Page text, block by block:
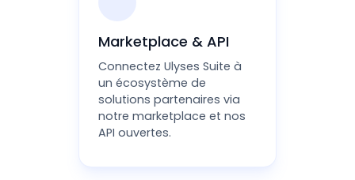
Marketplace & API
Connectez Ulyses Suite à
un écosystème de
solutions partenaires via
notre marketplace et nos
API ouvertes.